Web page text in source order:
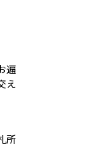
遍
え
所